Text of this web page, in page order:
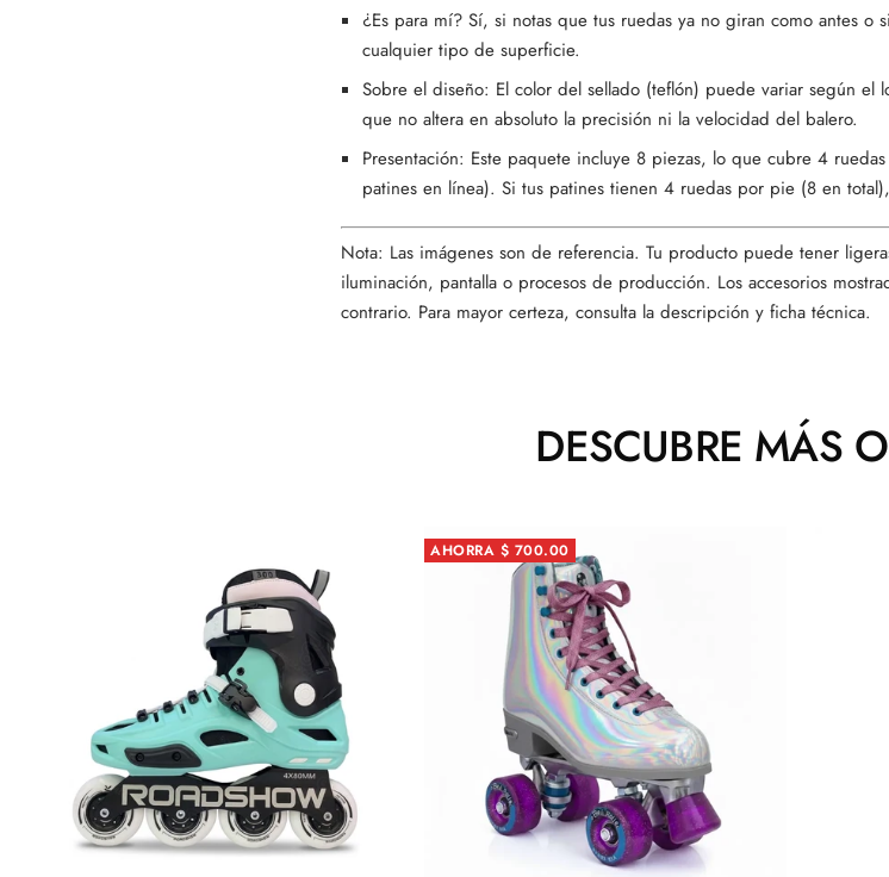
¿Es para mí? Sí, si notas que tus ruedas ya no giran como antes o
cualquier tipo de superficie.
Sobre el diseño: El color del sellado (teflón) puede variar según el
que no altera en absoluto la precisión ni la velocidad del balero.
Presentación: Este paquete incluye 8 piezas, lo que cubre 4
patines en línea). Si tus patines tienen 4 ruedas por pie (8 en
Nota: Las imágenes son de referencia. Tu producto puede tener
iluminación, pantalla o procesos de producción. Los accesorios
contrario. Para mayor certeza, consulta la descripción y ficha técnica.
DESCUBRE MÁS
AHORRA $ 700.00